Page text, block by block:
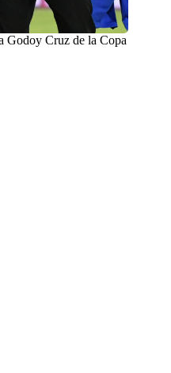
Godoy Cruz de la Copa